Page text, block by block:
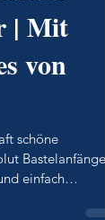
für
Mit
von
schöne